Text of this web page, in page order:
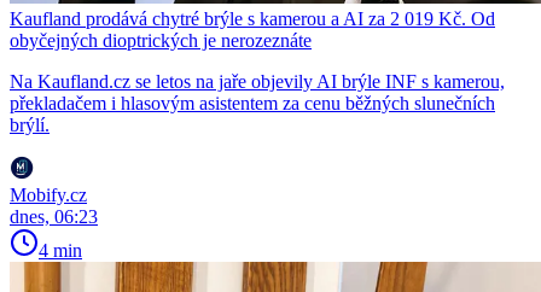
Kaufland prodává chytré brýle s kamerou a AI za 2 019 Kč. Od
obyčejných dioptrických je nerozeznáte
Na Kaufland.cz se letos na jaře objevily AI brýle INF s kamerou,
překladačem i hlasovým asistentem za cenu běžných slunečních
brýlí.
Mobify.cz
dnes, 06:23
4 min